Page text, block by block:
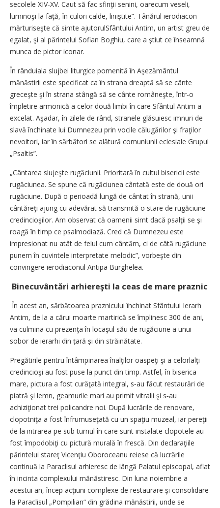
secolele XIV‑XV. Caut să fac sfinţii senini, oarecum veseli,
luminoşi la faţă, în culori calde, liniştite”. Tânărul ierodiacon
mărturiseşte că simte ajutorulSfântului Antim, un artist greu de
egalat, şi al părintelui Sofian Boghiu, care a ştiut ce înseamnă
munca de pictor iconar.
În rânduiala slujbei liturgice pomenită în Aşezământul
mănăstirii este specificat ca în strana dreaptă să se cânte
greceşte şi în strana stângă să se cânte româneşte, într‑o
împletire armonică a celor două limbi în care Sfântul Antim a
excelat. Aşadar, în zilele de rând, stranele glăsuiesc imnuri de
slavă închinate lui Dumnezeu prin vocile călugărilor şi fraţilor
nevoitori, iar în sărbători se alătură comuniunii eclesiale Grupul
„Psaltis”.
„Cântarea slujeşte rugăciunii. Prioritară în cultul bisericii este
rugăciunea. Se spune că rugăciunea cântată este de două ori
rugăciune. După o perioadă lungă de cântat în strană, unii
cântăreţi ajung cu adevărat să transmită o stare de rugăciune
credincioşilor. Am observat că oamenii simt dacă psalţii se şi
roagă în timp ce psalmodiază. Cred că Dumnezeu este
impresionat nu atât de felul cum cântăm, ci de câtă rugăciune
punem în cuvintele interpretate melodic”, vorbeşte din
convingere ierodiaconul Antipa Burghelea.
Binecuvântări arhiereşti la ceas de mare praznic
În acest an, sărbătoarea praznicului închinat Sfântului Ierarh
Antim, de la a cărui moarte martirică se împlinesc 300 de ani,
va culmina cu prezenţa în locaşul său de rugăciune a unui
sobor de ierarhi din țară și din străinătate.
Pregătirile pentru întâmpinarea înalţilor oaspeţi şi a celorlalţi
credincioşi au fost puse la punct din timp. Astfel, în biserica
mare, pictura a fost curăţată integral, s‑au făcut restaurări de
piatră şi lemn, geamurile mari au primit vitralii şi s‑au
achiziţionat trei policandre noi. După lucrările de renovare,
clopotniţa a fost înfrumuseţată cu un spaţiu muzeal, iar pereţii
de la intrarea pe sub turnul în care sunt instalate clopotele au
fost împodobiţi cu pictură murală în frescă. Din declaraţiile
părintelui stareţ Vicenţiu Oboroceanu reiese că lucrările
continuă la Paraclisul arhieresc de lângă Palatul episcopal, aflat
în incinta complexului mănăstiresc. Din luna noiembrie a
acestui an, încep acţiuni complexe de restaurare şi consolidare
la Paraclisul „Pompilian“ din grădina mănăstirii, unde se